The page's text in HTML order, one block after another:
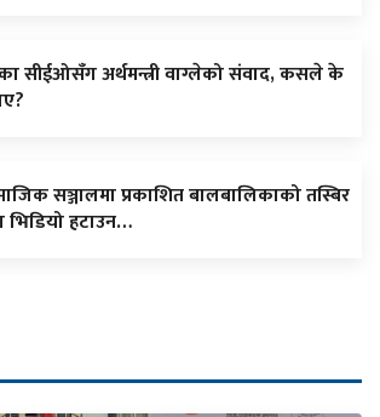
सीईओसँग अर्थमन्त्री वाग्लेको संवाद, कसले के
सञ्जालमा प्रकाशित बालबालिकाको तस्बिर
भिडियो हटाउन…